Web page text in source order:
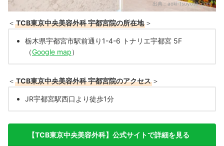
出典： aoki-tsuyoshi.com
＜ TCB東京中央美容外科 宇都宮院の所在地 ＞
栃木県宇都宮市駅前通り1-4-6 トナリエ宇都宮 5F
（Google map）
＜ TCB東京中央美容外科 宇都宮院のアクセス ＞
JR宇都宮駅西口より徒歩1分
【TCB東京中央美容外科】公式サイトで詳細を見る